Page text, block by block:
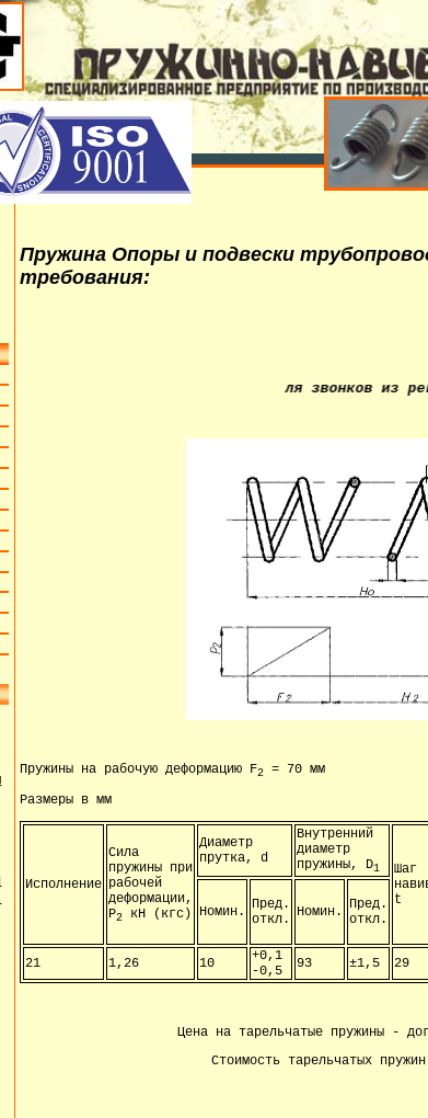
Пружина Опоры и подвески
требования:
Бесплатный номер для звонков из
Пружины на рабочую деформацию F2 = 70 мм
Размеры в мм
Исполнение
Сила
пружины при
рабочей
деформации,
Р2 кН (кгс)
Диаметр
прутка, d
Внутренний
диаметр
пружины, D1
Шаг
t
Номин.
Пред.
откл.
Номин.
Пред.
откл.
21
1,26 10
+0,1
-0,5
93 ±1,5 29
Цена на тарельчатые пружины -
Стоимость тарельчатых